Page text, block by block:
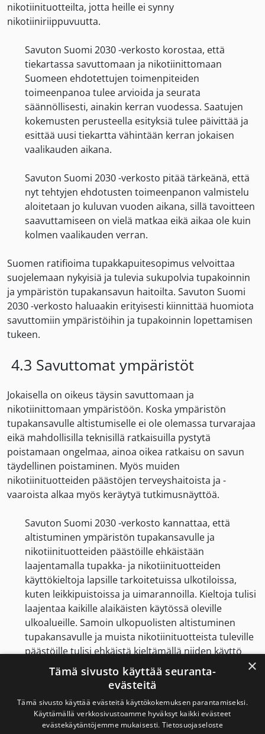
nikotiinituotteilta, jotta heille ei synny
nikotiiniriippuvuutta.
Savuton Suomi 2030 -verkosto korostaa, että
tiekartassa savuttomaan ja nikotiinittomaan
Suomeen ehdotettujen toimenpiteiden
toimeenpanoa tulee arvioida ja seurata
säännöllisesti, ainakin kerran vuodessa. Saatujen
kokemusten perusteella esityksiä tulee päivittää ja
esittää uusi tiekartta vähintään kerran jokaisen
vaalikauden aikana.
Savuton Suomi 2030 -verkosto pitää tärkeänä, että
nyt tehtyjen ehdotusten toimeenpanon valmistelu
aloitetaan jo kuluvan vuoden aikana, sillä tavoitteen
saavuttamiseen on vielä matkaa eikä aikaa ole kuin
kolmen vaalikauden verran.
Suomen ratifioima tupakkapuitesopimus velvoittaa
suojelemaan nykyisiä ja tulevia sukupolvia tupakoinnin
ja ympäristön tupakansavun haitoilta. Savuton Suomi
2030 -verkosto haluaakin erityisesti kiinnittää huomiota
savuttomiin ympäristöihin ja tupakoinnin lopettamisen
tukeen.
4.3 Savuttomat ympäristöt
Jokaisella on oikeus täysin savuttomaan ja
nikotiinittomaan ympäristöön. Koska ympäristön
tupakansavulle altistumiselle ei ole olemassa turvarajaa
eikä mahdollisilla teknisillä ratkaisuilla pystytä
poistamaan ongelmaa, ainoa oikea ratkaisu on savun
täydellinen poistaminen. Myös muiden
nikotiinituotteiden päästöjen terveyshaitoista ja -
vaaroista alkaa myös keräytyä tutkimusnäyttöä.
Savuton Suomi 2030 -verkosto kannattaa, että
altistuminen ympäristön tupakansavulle ja
nikotiinituotteiden päästöille ehkäistään
laajentamalla tupakka- ja nikotiinituotteiden
käyttökieltoja lapsille tarkoitetuissa ulkotiloissa,
kuten leikkipuistoissa ja uimarannoilla. Kieltoja tulisi
laajentaa kaikille alaikäisten käytössä oleville
ulkoalueille. Samoin ulkopuolisten altistuminen
tupakansavulle ja muista nikotiinituotteista tuleville
päästöille tulisi ehkäistä kieltämällä niiden käyttö
joukkoliikennepysäkeillä ja taksitolpilla.
että parveketupakointikiellon hakemista
helpotettaisiin, sillä nykyinen järjestelmä on liian
×
Tämä sivusto käyttää seuranta-
evästeitä
Tämä sivusto käyttää evästeitä käyttökokemuksen parantamiseksi.
Käyttämällä verkkosivustoamme hyväksyt kaikki evästeet
evästekäytäntöjemme mukaisesti. Tietosuojaseloste